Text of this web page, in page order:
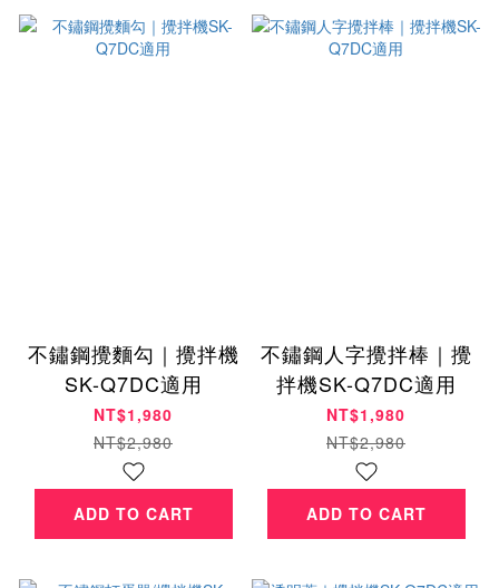
不鏽鋼攪麵勾｜攪拌機
SK-Q7DC適用
NT$1,980
NT$2,980
ADD TO CART
不鏽鋼人字攪拌棒｜攪
拌機SK-Q7DC適用
NT$1,980
NT$2,980
ADD TO CART